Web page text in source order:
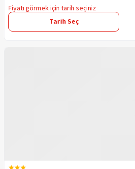
Fiyatı görmek için tarih seçiniz
Tarih Seç